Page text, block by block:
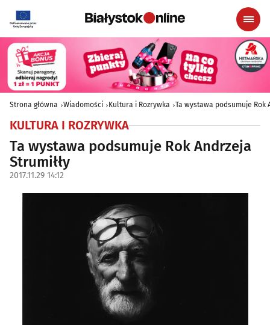
Strona główna Wiadomości Kultura i Rozrywka Ta wystawa podsumuje Rok
KULTURA I ROZRYWKA
Ta wystawa podsumuje Rok Andrzeja
Strumiłły
2017.11.29 14:12